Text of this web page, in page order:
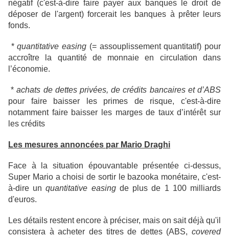
négatif (c'est-à-dire faire payer aux banques le droit de
déposer de l'argent) forcerait les banques à prêter leurs
fonds.
*quantitative easing (= assouplissement quantitatif) pour
accroître la quantité de monnaie en circulation dans
l’économie.
*achats de dettes privées, de crédits bancaires et d’ABS
pour faire baisser les primes de risque, c'est-à-dire
notamment faire baisser les marges de taux d’intérêt sur
les crédits
Les mesures annoncées par Mario Draghi
Face à la situation épouvantable présentée ci-dessus,
Super Mario a choisi de sortir le bazooka monétaire, c'est-
à-dire unquantitative easingde plus de 1 100 milliards
d'euros.
Les détails restent encore à préciser, mais on sait déjà qu'il
consistera à acheter des titres de dettes (ABS, covered